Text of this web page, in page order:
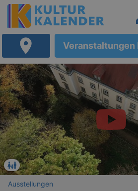
Veranstaltungen
Ausstellungen